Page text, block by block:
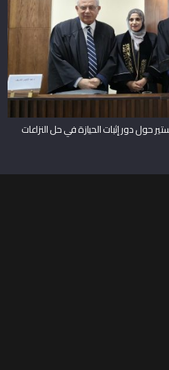
حول دور إثبات الحيازة في حل النزاعات